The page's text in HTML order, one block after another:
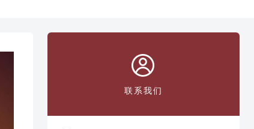

联系我们